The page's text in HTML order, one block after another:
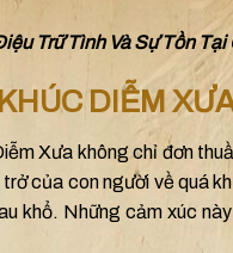
Trữ Tình Và Sự Tồn Tại
DIỄM
Xưa không chỉ đơn
trở của con người về quá
khổ. Những cảm xúc